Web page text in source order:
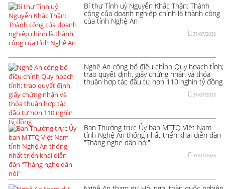
Bí thư Tỉnh uỷ Nguyễn Khắc Thận: Thành
công của doanh nghiệp chính là thành công
của tỉnh Nghệ An
31/07/2026
Nghệ An công bố điều chỉnh Quy hoạch tỉnh;
trao quyết định, giấy chứng nhận và thỏa
thuận hợp tác đầu tư hơn 110 nghìn tỷ đồng
31/07/2026
Ban Thường trực Ủy ban MTTQ Việt Nam
tỉnh Nghệ An thống nhất triển khai diễn đàn
"Tháng nghe dân nói"
31/07/2026